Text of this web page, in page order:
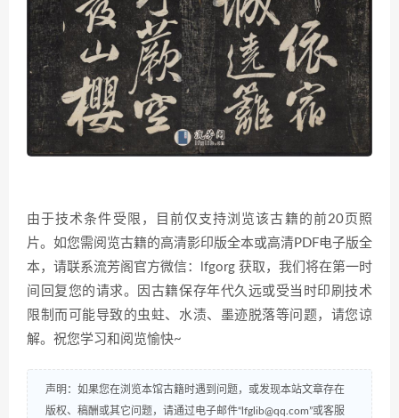
由于技术条件受限，目前仅支持浏览该古籍的前20页照
片。如您需阅览古籍的高清影印版全本或高清PDF电子版全
本，请联系流芳阁官方微信：lfgorg 获取，我们将在第一时
间回复您的请求。因古籍保存年代久远或受当时印刷技术
限制而可能导致的虫蛀、水渍、墨迹脱落等问题，请您谅
解。祝您学习和阅览愉快~
声明：如果您在浏览本馆古籍时遇到问题，或发现本站文章存在
版权、稿酬或其它问题，请通过电子邮件“lfglib@qq.com”或客服